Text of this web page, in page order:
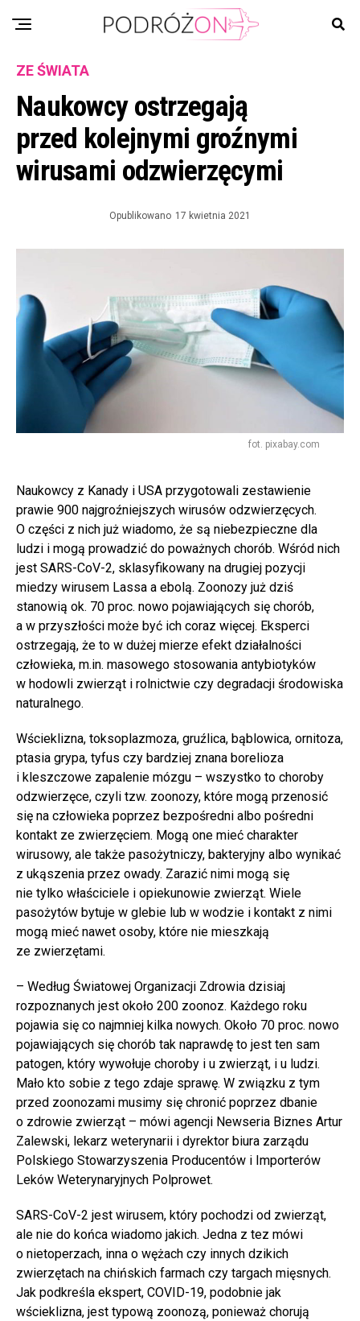
ZE ŚWIATA
Naukowcy ostrzegają
przed kolejnymi groźnymi
wirusami odzwierzęcymi
Opublikowano 17 kwietnia 2021
fot. pixabay.com
Naukowcy z Kanady i USA przygotowali zestawienie
prawie 900 najgroźniejszych wirusów odzwierzęcych.
O części z nich już wiadomo, że są niebezpieczne dla
ludzi i mogą prowadzić do poważnych chorób. Wśród nich
jest SARS-CoV-2, sklasyfikowany na drugiej pozycji
miedzy wirusem Lassa a ebolą. Zoonozy już dziś
stanowią ok. 70 proc. nowo pojawiających się chorób,
a w przyszłości może być ich coraz więcej. Eksperci
ostrzegają, że to w dużej mierze efekt działalności
człowieka, m.in. masowego stosowania antybiotyków
w hodowli zwierząt i rolnictwie czy degradacji środowiska
naturalnego.
Wścieklizna, toksoplazmoza, gruźlica, bąblowica, ornitoza,
ptasia grypa, tyfus czy bardziej znana borelioza
i kleszczowe zapalenie mózgu – wszystko to choroby
odzwierzęce, czyli tzw. zoonozy, które mogą przenosić
się na człowieka poprzez bezpośredni albo pośredni
kontakt ze zwierzęciem. Mogą one mieć charakter
wirusowy, ale także pasożytniczy, bakteryjny albo wynikać
z ukąszenia przez owady. Zarazić nimi mogą się
nie tylko właściciele i opiekunowie zwierząt. Wiele
pasożytów bytuje w glebie lub w wodzie i kontakt z nimi
mogą mieć nawet osoby, które nie mieszkają
ze zwierzętami.
– Według Światowej Organizacji Zdrowia dzisiaj
rozpoznanych jest około 200 zoonoz. Każdego roku
pojawia się co najmniej kilka nowych. Około 70 proc. nowo
pojawiających się chorób tak naprawdę to jest ten sam
patogen, który wywołuje choroby i u zwierząt, i u ludzi.
Mało kto sobie z tego zdaje sprawę. W związku z tym
przed zoonozami musimy się chronić poprzez dbanie
o zdrowie zwierząt – mówi agencji Newseria Biznes Artur
Zalewski, lekarz weterynarii i dyrektor biura zarządu
Polskiego Stowarzyszenia Producentów i Importerów
Leków Weterynaryjnych Polprowet.
SARS-CoV-2 jest wirusem, który pochodzi od zwierząt,
ale nie do końca wiadomo jakich. Jedna z tez mówi
o nietoperzach, inna o wężach czy innych dzikich
zwierzętach na chińskich farmach czy targach mięsnych.
Jak podkreśla ekspert, COVID-19, podobnie jak
wścieklizna, jest typową zoonozą, ponieważ chorują